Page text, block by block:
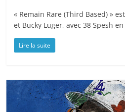
« Remain Rare (Third Based) »
et Bucky Luger, avec 38 Spesh
Lire la suite